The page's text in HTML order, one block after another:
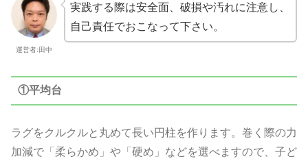
運営者:田中
実践する際は安全面、破損や汚れに注意し、
自己責任でおこなって下さい。
①平均台
ラグをクルクルと丸めて長い円柱を作ります。巻く際の力
加減で「柔らかめ」や「硬め」などを選べますので、子ど